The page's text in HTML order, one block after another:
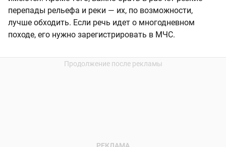
перепады рельефа и реки — их, по возможности,
лучше обходить. Если речь идет о многодневном
походе, его нужно зарегистрировать в МЧС.